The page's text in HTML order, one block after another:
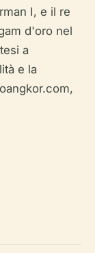
I, e il re
d'oro nel
a
e la